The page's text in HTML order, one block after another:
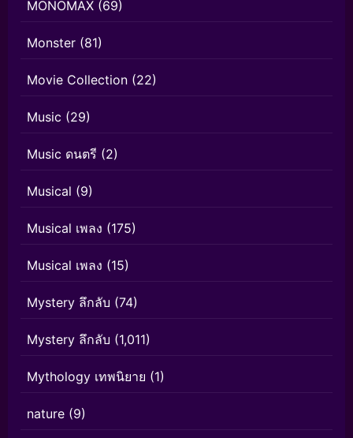
MONOMAX (69)
Monster (81)
Movie Collection (22)
Music (29)
Music ดนตรี (2)
Musical (9)
Musical เพลง (175)
Musical เพลง (15)
Mystery ลึกลับ (74)
Mystery ลึกลับ (1,011)
Mythology เทพนิยาย (1)
nature (9)